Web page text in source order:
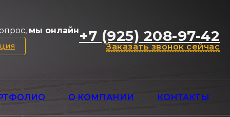
мы онлайн+7 (925) 208-97-42
Заказать звонок сейчас
О КОМПАНИИ КОНТАКТЫ